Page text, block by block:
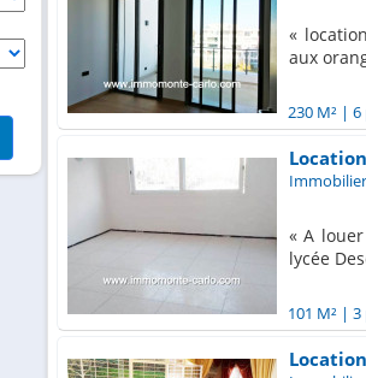
aux
230 M²| 6
Immobilier
A louer
lycée
101 M²| 3